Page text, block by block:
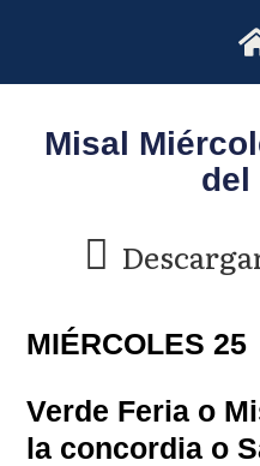
Misal
del
MIÉRCOLES 25
Verde Feria o
la concordia o